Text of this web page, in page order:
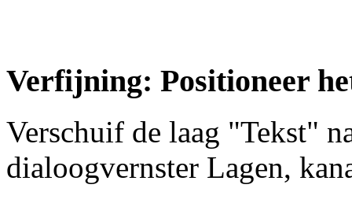
Verfijning: Positioneer
Verschuif de laag "Tekst"
dialoogvernster Lagen,